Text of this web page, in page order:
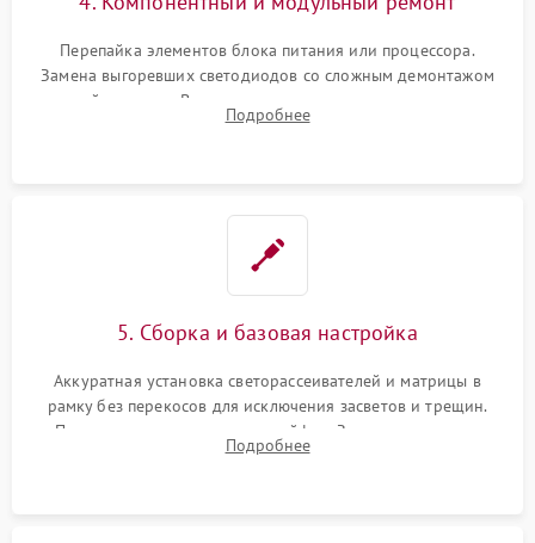
Перепайка элементов блока питания или процессора.
Замена выгоревших светодиодов со сложным демонтажом
хрупкой матрицы. Восстановление поврежденных дорожек,
прошивка микросхем памяти EEPROM
Подробнее
5. Сборка и базовая настройка
Аккуратная установка светорассеивателей и матрицы в
рамку без перекосов для исключения засветов и трещин.
Подключение внутренних шлейфов. Закрытие корпуса.
Сброс настроек и обновление программного обеспечения.
Подробнее